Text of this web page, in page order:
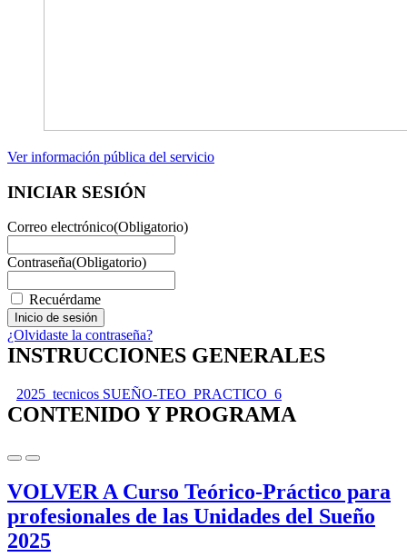
Ver información pública del servicio
INICIAR SESIÓN
Correo electrónico(Obligatorio)
Contraseña(Obligatorio)
Recuérdame
¿Olvidaste la contraseña?
INSTRUCCIONES GENERALES
2025_tecnicos SUEÑO-TEO_PRACTICO_6
CONTENIDO Y PROGRAMA
VOLVER A Curso Teórico-Práctico para
profesionales de las Unidades del Sueño
2025